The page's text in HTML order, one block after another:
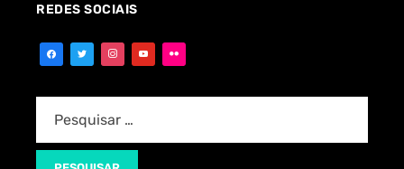
REDES SOCIAIS